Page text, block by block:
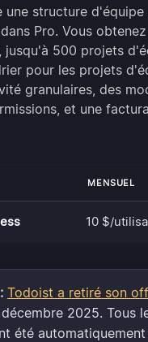
une structure
Pro. Vous
500 projets
pour les projets
granulaires, des
et une
MENSUEL
10 $/
Todoist a retiré son
2025. Tous
été